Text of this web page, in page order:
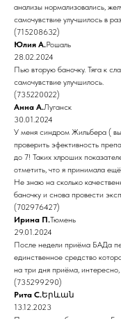
анализы нормализовались,
самочувствие улучшилось в
(715208632)
Юлия А.Рошаль
28.02.2024
Пью вторую баночку. Тяга к
самочувствие улучшилось.
(735220022)
Анна А.Луганск
30.01.2024
У меня синдром Жильбера (
проверить эфективность
до 7! Таких хлроших
отметить, что я принимала
Не знаю на сколько
баночку и снова провести
(702976427)
Ирина П.Тюмень
29.01.2024
После недели приёма БАДа
единственное средство
на три дня приёма,
(735299290)
Рита С.Երևան
13.12.2023